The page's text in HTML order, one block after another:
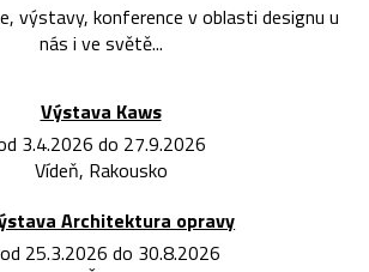
výstavy, konference v oblasti designu u
nás i ve světě...
Výstava Kaws
3.4.2026 do 27.9.2026
Vídeň, Rakousko
Architektura opravy
od 25.3.2026 do 30.8.2026